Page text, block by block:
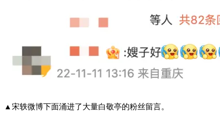
▲宋轶微博下面涌进了大量白敬亭的粉丝留言。